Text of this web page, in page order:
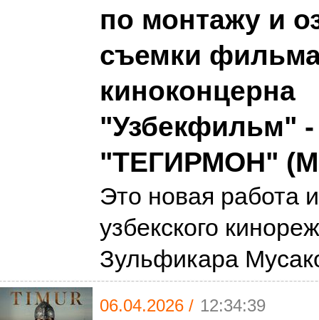
по монтажу и
съемки
киноконцерна
"Узбекфильм" -
"ТЕГИРМОН"
Это новая работа
узбекского
Зульфикара
06.04.2026 / 12:34:39